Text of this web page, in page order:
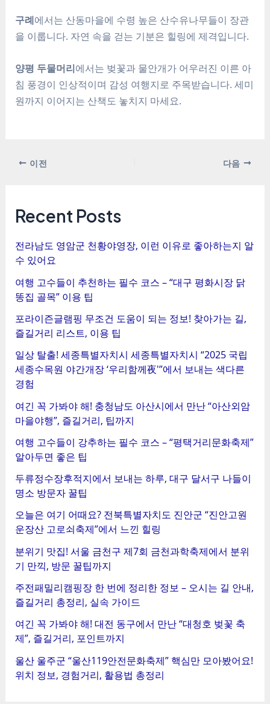
구례에서는 산동마을에 수령 높은 산수유나무들이 장관
을 이룹니다. 자연 속을 걷는 기분은 힐링에 제격입니다.
양평 두물머리에서는 벚꽃과 물안개가 어우러진 이른 아
침 풍경이 인상적이며 감성 여행지로 주목받습니다. 세미
원까지 이어지는 산책도 놓치지 마세요.
이전 다음
Recent Posts
전라남도 영암군 천황야영장, 이런 이유로 좋아하는지 알
수 있어요
여행 고수들이 추천하는 필수 코스 – “대구 평화시장 닭
똥집 골목” 이용 팁
포라이즌글램핑 무조건 도움이 되는 정보! 찾아가는 길,
즐길거리 리스트, 이용 팁
일상 탈출! 세종특별자치시 세종특별자치시 “2025 국립
세종수목원 야간개장 ‘우리함께夜'”에서 보내는 색다른
경험
여긴 꼭 가봐야 해! 충청남도 아산시에서 만난 “아산외암
마을야행”, 즐길거리, 팁까지
여행 고수들이 강추하는 필수 코스 – “평택거리문화축제”
알아두면 좋은 팁
두류정수장후적지에서 보내는 하루, 대구 달서구 나들이
명소 방문자 꿀팁
오늘은 여기 어때요? 전북특별자치도 진안군 “진안고원
운장산 고로쇠축제”에서 느낀 힐링
분위기 맛집! 서울 금천구 제7회 금천과학축제에서 분위
기 만끽, 방문 꿀팁까지
주전패밀리캠핑장 한 번에 정리한 정보 – 오시는 길 안내,
즐길거리 총정리, 실속 가이드
여긴 꼭 가봐야 해! 대전 동구에서 만난 “대청호 벚꽃 축
제”, 즐길거리, 포인트까지
울산 울주군 “울산119안전문화축제” 핵심만 모아봤어요!
위치 정보, 경험거리, 활용법 총정리